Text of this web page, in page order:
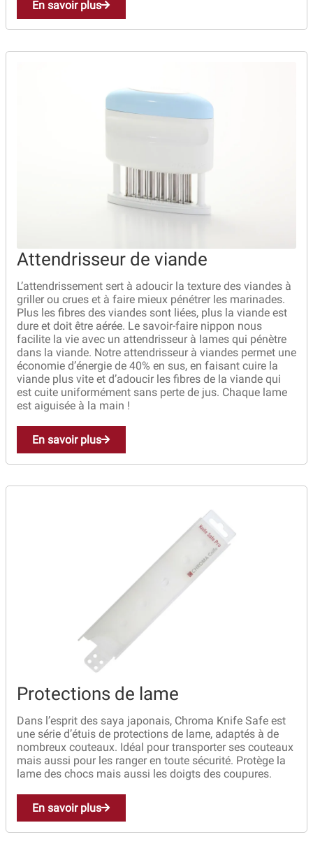
En savoir plus
Attendrisseur de viande
L’attendrissement sert à adoucir la texture des viandes à
griller ou crues et à faire mieux pénétrer les marinades.
Plus les fibres des viandes sont liées, plus la viande est
dure et doit être aérée. Le savoir-faire nippon nous
facilite la vie avec un attendrisseur à lames qui pénètre
dans la viande. Notre attendrisseur à viandes permet une
économie d’énergie de 40% en sus, en faisant cuire la
viande plus vite et d’adoucir les fibres de la viande qui
est cuite uniformément sans perte de jus. Chaque lame
est aiguisée à la main !
En savoir plus
Protections de lame
Dans l’esprit des saya japonais, Chroma Knife Safe est
une série d’étuis de protections de lame, adaptés à de
nombreux couteaux. Idéal pour transporter ses couteaux
mais aussi pour les ranger en toute sécurité. Protège la
lame des chocs mais aussi les doigts des coupures.
En savoir plus